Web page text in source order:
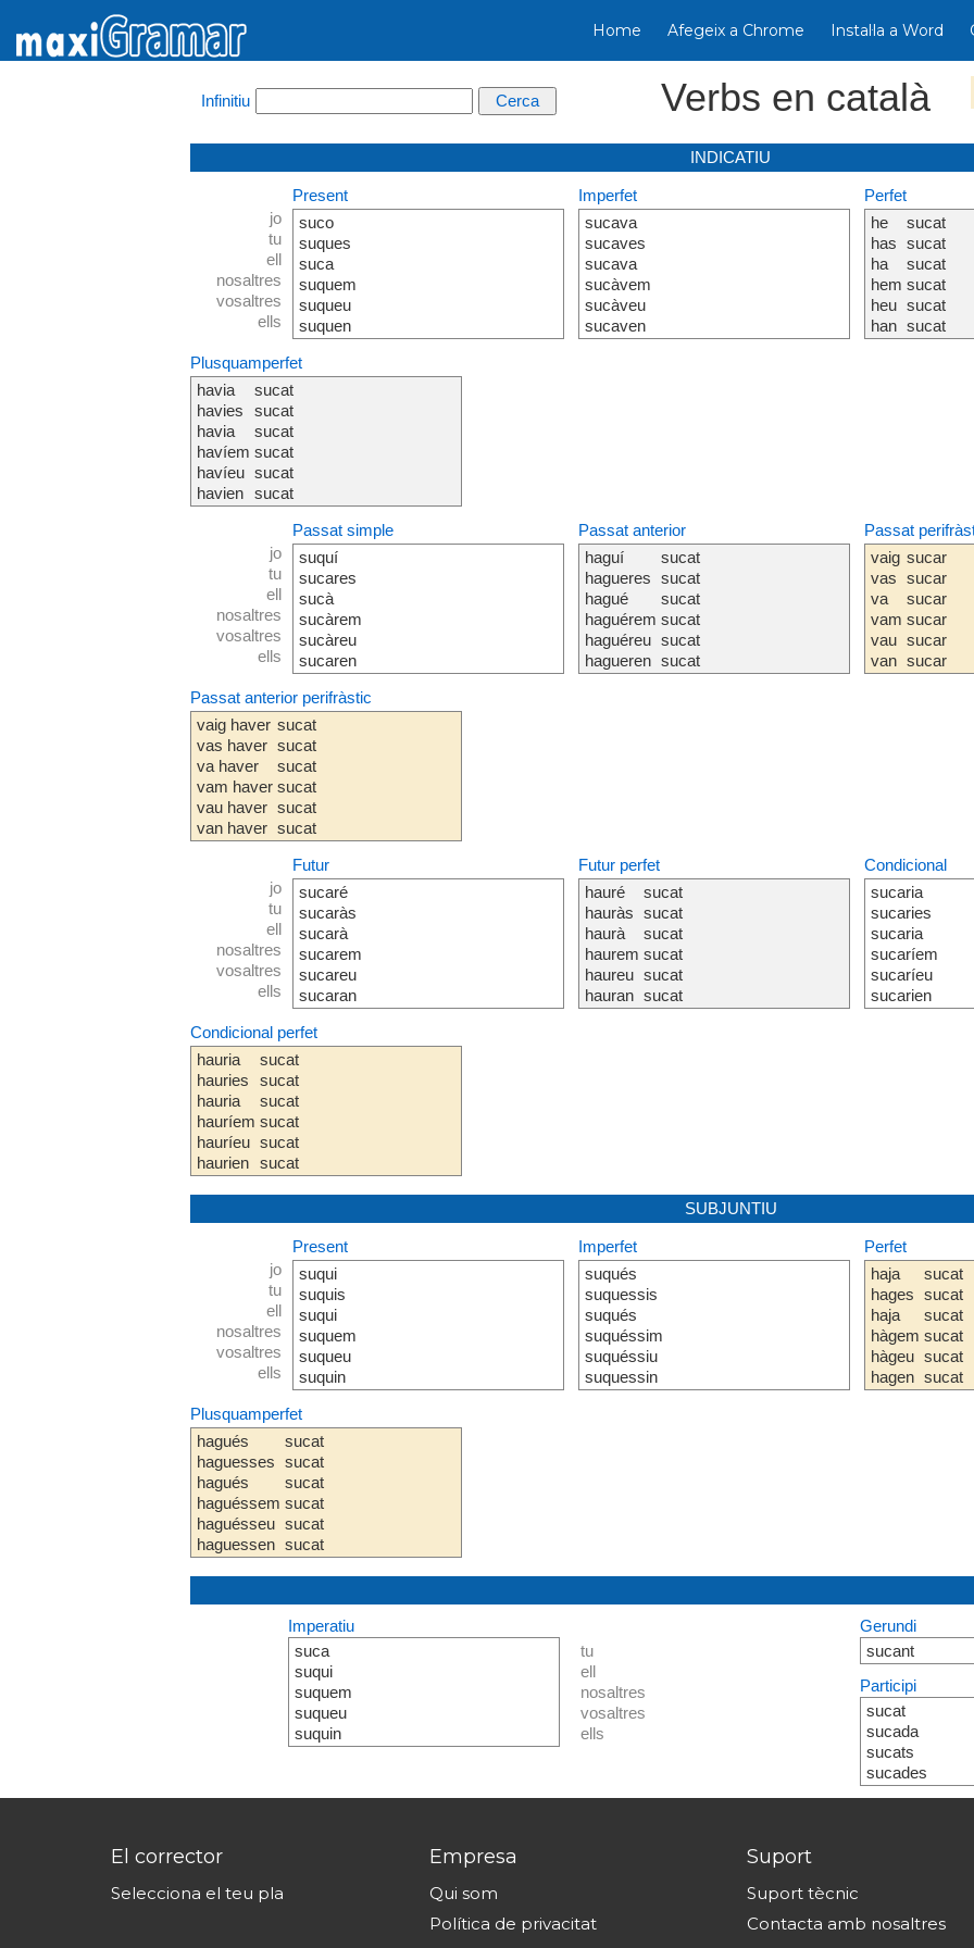
Home Afegeix a Chrome Instal·la a Word
Infinitiu Verbs en català
INDICATIU
jo
tu
ell
nosaltres
vosaltres
ells
Present
suco
suques
suca
suquem
suqueu
suquen
Imperfet
sucava
sucaves
sucava
sucàvem
sucàveu
sucaven
Perfet
he
has
ha
hem
heu
han
sucat
sucat
sucat
sucat
sucat
sucat
Plusquamperfet
havia
havies
havia
havíem
havíeu
havien
sucat
sucat
sucat
sucat
sucat
sucat
jo
tu
ell
nosaltres
vosaltres
ells
Passat simple
suquí
sucares
sucà
sucàrem
sucàreu
sucaren
Passat anterior
haguí
hagueres
hagué
haguérem
haguéreu
hagueren
sucat
sucat
sucat
sucat
sucat
sucat
Passat
vaig
vas
va
vam
vau
van
sucar
sucar
sucar
sucar
sucar
sucar
Passat anterior perifràstic
vaig haver
vas haver
va haver
vam haver
vau haver
van haver
sucat
sucat
sucat
sucat
sucat
sucat
jo
tu
ell
nosaltres
vosaltres
ells
Futur
sucaré
sucaràs
sucarà
sucarem
sucareu
sucaran
Futur perfet
hauré
hauràs
haurà
haurem
haureu
hauran
sucat
sucat
sucat
sucat
sucat
sucat
Condicional
sucaria
sucaries
sucaria
sucaríem
sucaríeu
sucarien
Condicional perfet
hauria
hauries
hauria
hauríem
hauríeu
haurien
sucat
sucat
sucat
sucat
sucat
sucat
SUBJUNTIU
jo
tu
ell
nosaltres
vosaltres
ells
Present
suqui
suquis
suqui
suquem
suqueu
suquin
Imperfet
suqués
suquessis
suqués
suquéssim
suquéssiu
suquessin
Perfet
haja
hages
haja
hàgem
hàgeu
hagen
sucat
sucat
sucat
sucat
sucat
sucat
Plusquamperfet
hagués
haguesses
hagués
haguéssem
haguésseu
haguessen
sucat
sucat
sucat
sucat
sucat
sucat
Imperatiu
suca
suqui
suquem
suqueu
suquin
tu
ell
nosaltres
vosaltres
ells
Gerundi
sucant
Participi
sucat
sucada
sucats
sucades
El corrector
Selecciona el teu pla
Empresa
Qui som
Política de privacitat
Suport
Suport tècnic
Contacta amb nosaltres